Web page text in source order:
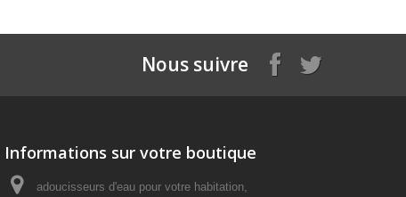
Nous suivre
Informations sur votre boutique
adoucisseurs d'eau pour votre habitation,